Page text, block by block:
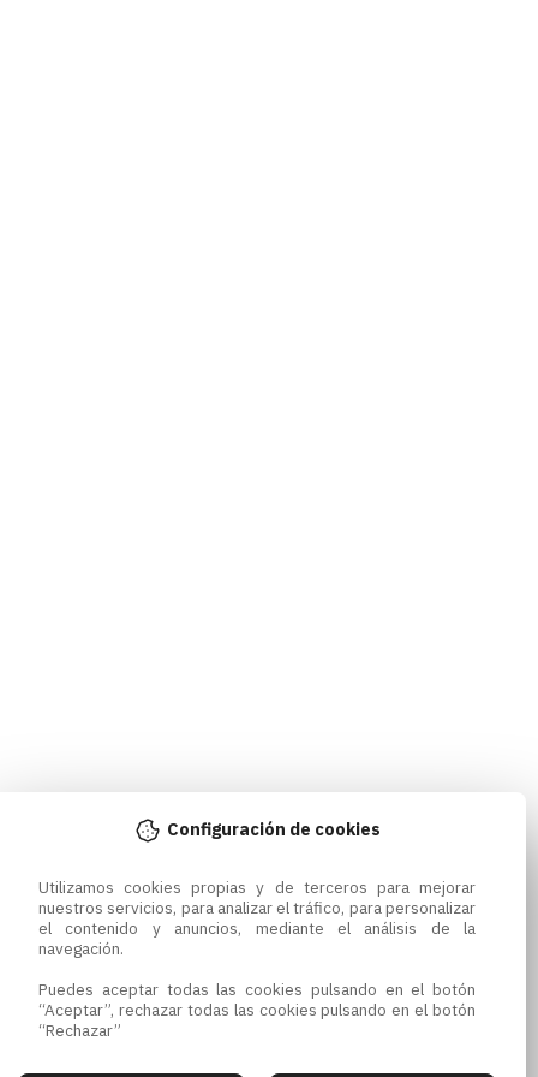
Configuración de cookies
Utilizamos cookies propias y de terceros para mejorar
nuestros servicios, para analizar el tráfico, para personalizar
el contenido y anuncios, mediante el análisis de la
navegación.
Puedes aceptar todas las cookies pulsando en el botón
“Aceptar”, rechazar todas las cookies pulsando en el botón
“Rechazar”